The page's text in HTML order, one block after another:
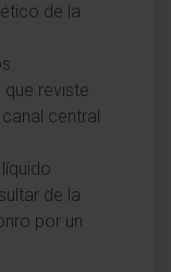
de la
que reviste
central
de la
por un